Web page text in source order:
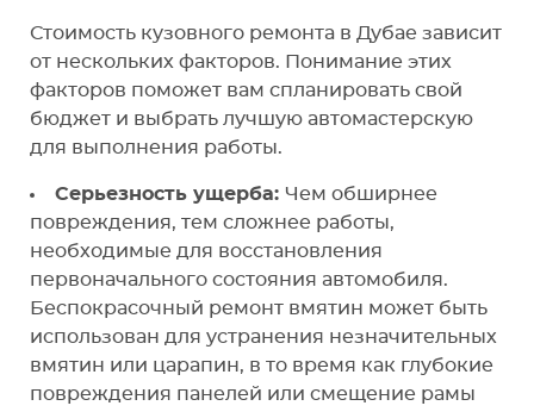
Стоимость кузовного ремонта в Дубае зависит
от нескольких факторов. Понимание этих
факторов поможет вам спланировать свой
бюджет и выбрать лучшую автомастерскую
для выполнения работы.
Серьезность ущерба: Чем обширнее
повреждения, тем сложнее работы,
необходимые для восстановления
первоначального состояния автомобиля.
Беспокрасочный ремонт вмятин может быть
использован для устранения незначительных
вмятин или царапин, в то время как глубокие
повреждения панелей или смещение рамы